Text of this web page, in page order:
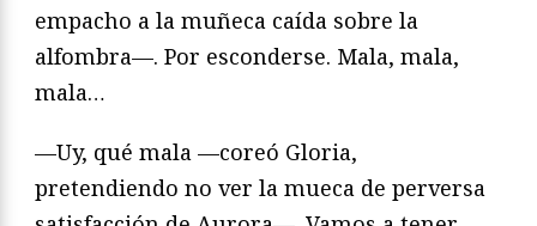
empacho a la muñeca caída sobre la
alfombra—. Por esconderse. Mala, mala,
mala…
—Uy, qué mala —coreó Gloria,
pretendiendo no ver la mueca de perversa